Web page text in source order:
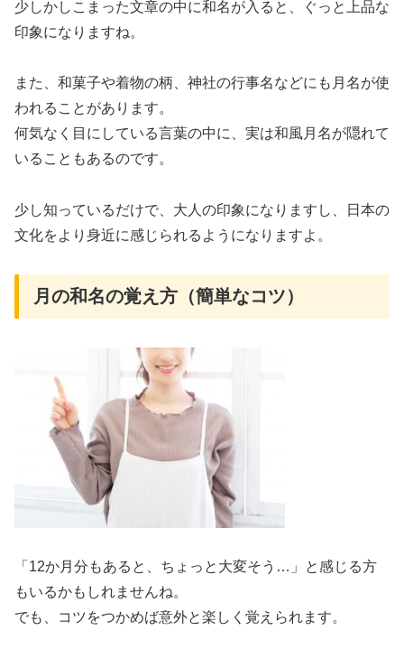
少しかしこまった文章の中に和名が入ると、ぐっと上品な
印象になりますね。
また、和菓子や着物の柄、神社の行事名などにも月名が使
われることがあります。
何気なく目にしている言葉の中に、実は和風月名が隠れて
いることもあるのです。
少し知っているだけで、大人の印象になりますし、日本の
文化をより身近に感じられるようになりますよ。
月の和名の覚え方（簡単なコツ）
「12か月分もあると、ちょっと大変そう…」と感じる方
もいるかもしれませんね。
でも、コツをつかめば意外と楽しく覚えられます。